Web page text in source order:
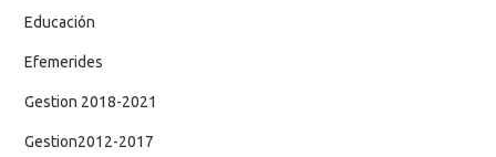
Educación
Efemerides
Gestion 2018-2021
Gestion2012-2017